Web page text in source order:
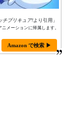
チプリキュア!より引用」
メーションに帰属します。
Amazon で検索 ▶